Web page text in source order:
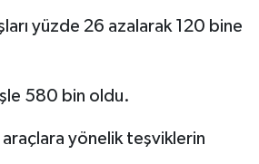
yüzde 26 azalarak 120 bine
580 bin oldu.
yönelik teşviklerin